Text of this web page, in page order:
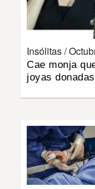
Insólitas /
Cae monja
joyas